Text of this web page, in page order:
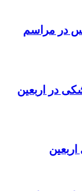
در مراسم
در اربعین